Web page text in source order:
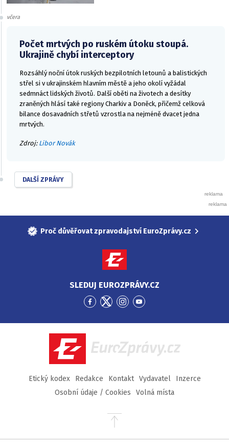
včera
Počet mrtvých po ruském útoku stoupá.
Ukrajině chybí interceptory
Rozsáhlý noční útok ruských bezpilotních letounů a balistických
střel si v ukrajinském hlavním městě a jeho okolí vyžádal
sedmnáct lidských životů. Další oběti na životech a desítky
zraněných hlásí také regiony Charkiv a Doněck, přičemž celková
bilance dosavadních střetů vzrostla na nejméně dvacet jedna
mrtvých.
Zdroj: Libor Novák
DALŠÍ ZPRÁVY
Proč důvěřovat zpravodajství EuroZprávy.cz
SLEDUJ EUROZPRÁVY.CZ
Přejít
Facebook
Přejít
Twitter
Přejít
Instagram
Přejít
YouTube
EuroZprávy.cz
Etický kodex Redakce Kontakt Vydavatel
Inzerce
Osobní údaje / Cookies
Volná místa
Přejít
stránky